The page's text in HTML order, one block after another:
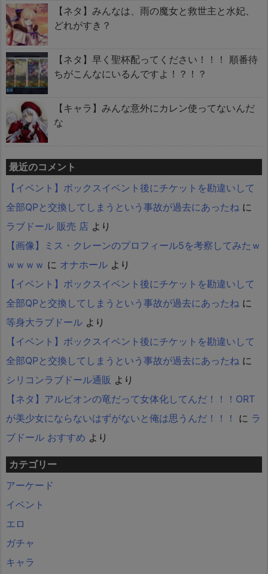
【ネタ】みんなは、雨の魔女と救世主と水妃、
どれがすき？
【ネタ】早く聖杯配ってください！！！ 順番待
ちがこんなにいるんですよ！？！？
【キャラ】みんな意外にカレン使ってないんだ
な
最近のコメント
【イベント】ボックスイベント後にチケットを勘違いして
全部QPと交換してしまうという事故が過去にあったね に
ラブドール 販売 店 より
【画像】ミス・クレーンのプロフィール5を考察してみたｗ
ｗｗｗｗ に オナホール より
【イベント】ボックスイベント後にチケットを勘違いして
全部QPと交換してしまうという事故が過去にあったね に
等身大ラブドール より
【イベント】ボックスイベント後にチケットを勘違いして
全部QPと交換してしまうという事故が過去にあったね に
シリコンラブドール通販 より
【ネタ】アルビオンの竜だって女体化してんだ！！！ORT
が美少女にならないはずがないと俺は思うんだ！！！
に ラ
ブドール おすすめ より
カテゴリー
アーケード
イベント
エロ
ガチャ
キャラ